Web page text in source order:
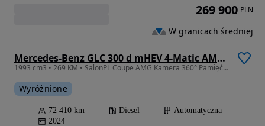
Mercedes-Benz GLC 300 d mHEV 4-Matic AMG Line
1993 cm3 • 269 KM • SalonPL Coupe AMG Kamera 360° Pamięć foteli CarPlay Android FV Vat23%
Wyróżnione
72 410 km Diesel
Automatyczna
2024
269 900 PLN
W granicach średniej